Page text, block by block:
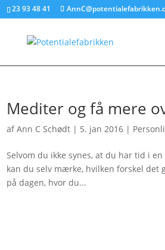
23 93 48 41
Mediter og få mere
afAnn C Schødt | 5. jan 2016 |
Selvom du ikke synes, at du har tid i
kan du selv mærke, hvilken forskel det
på dagen, hvor du...